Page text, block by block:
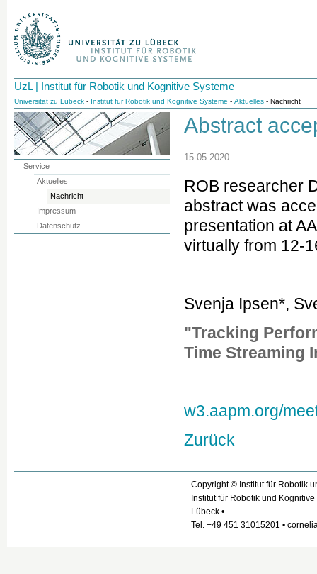
UzL | Institut für Robotik und Kognitive Systeme
Universität zu Lübeck - Institut für Robotik und Kognitive Systeme - Aktuelles - Nachricht
Abstract
15.05.2020
ROB researcher
abstract was
presentation at
virtually from 12-
Svenja Ipsen*,
"Tracking
Time Streaming
w3.aapm.org/
Zurück
Service
Aktuelles
Nachricht
Impressum
Datenschutz
Copyright © Institut für Robotik
Institut für Robotik und
Lübeck •
Tel. +49 451 31015201 •